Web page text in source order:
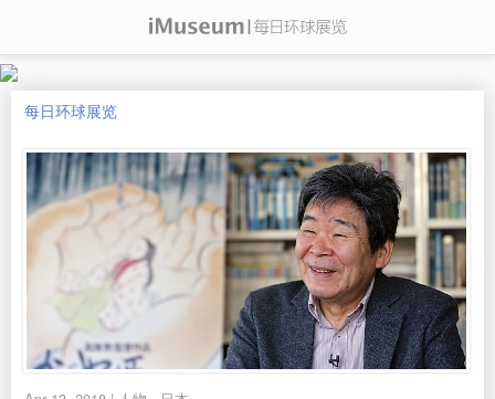
每日环球展览